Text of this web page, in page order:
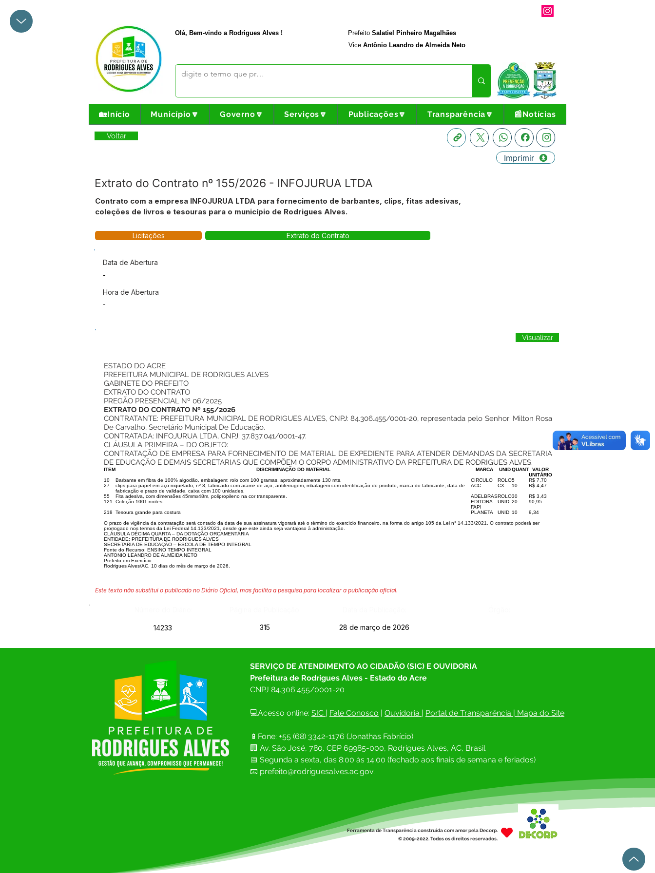
Olá, Bem-vindo a Rodrigues Alves ! Prefeito Salatiel Pinheiro Magalhães
Vice Antônio Leandro de Almeida Neto
🏡Início Município🔽 Governo🔽 Serviços🔽 Publicações🔽 Transparência🔽 📰Notícias
Voltar
Extrato do Contrato nº 155/2026 - INFOJURUA LTDA
Imprimir
Contrato com a empresa INFOJURUA LTDA para fornecimento de barbantes, clips, fitas adesivas,
coleções de livros e tesouras para o município de Rodrigues Alves.
Licitações Extrato do Contrato
Data de Abertura
-
Hora de Abertura
-
Visualizar
ESTADO DO ACRE
PREFEITURA MUNICIPAL DE RODRIGUES ALVES
GABINETE DO PREFEITO
EXTRATO DO CONTRATO
PREGÃO PRESENCIAL Nº 06/2025
EXTRATO DO CONTRATO Nº 155/2026
CONTRATANTE: PREFEITURA MUNICIPAL DE RODRIGUES ALVES, CNPJ: 84.306.455/0001-20, representada pelo Senhor: Milton Rosa
De Carvalho, Secretário Municipal De Educação.
CONTRATADA: INFOJURUA LTDA, CNPJ: 37.837.041/0001-47.
CLÁUSULA PRIMEIRA – DO OBJETO:
CONTRATAÇÃO DE EMPRESA PARA FORNECIMENTO DE MATERIAL DE EXPEDIENTE PARA ATENDER DEMANDAS DA SECRETARIA
DE EDUCAÇÃO E DEMAIS SECRETARIAS QUE COMPÕEM O CORPO ADMINISTRATIVO DA PREFEITURA DE RODRIGUES ALVES.
ITEM DISCRIMINAÇÃO DO MATERIAL MARCA UNID QUANT
VALOR
UNITÁRIO
10
Barbante em fibra de 100% algodão, embalagem: rolo com 100 gramas, aproximadamente 130 mts. CIRCULO ROLO5
R$ 7,70
27
clips para papel em aço niquelado, nº 3, fabricado com arame de aço, antiferrugem, mbalagem com identificação do produto, marca do fabricante, data de
fabricação e prazo de validade. caixa com 100 unidades.
ACC CX 10
R$ 4,47
55
Fita adesiva, com dimensões 45mmx48m, polipropileno na cor transparente. ADELBRASROLO30
R$ 3,43
121
Coleção 1001 noites
EDITORA
FAPI
UNID 20
90,95
218
Tesoura grande para costura PLANETA UNID 10
9,34
O prazo de vigência da contratação será contado da data de sua assinatura vigorará até o término do exercício financeiro, na forma do artigo 105 da Lei n° 14.133/2021. O contrato poderá ser
prorrogado nos termos da Lei Federal 14.133/2021, desde que este ainda seja vantajoso à administração.
CLÁUSULA DÉCIMA QUARTA – DA DOTAÇÃO ORÇAMENTÁRIA
ENTIDADE: PREFEITURA DE RODRIGUES ALVES
SECRETARIA DE EDUCAÇÃO – ESCOLA DE TEMPO INTEGRAL
Fonte do Recurso: ENSINO TEMPO INTEGRAL
ANTONIO LEANDRO DE ALMEIDA NETO
Prefeito em Exercício
Rodrigues Alves/AC, 10 dias do mês de março de 2026.
Este texto não substitui o publicado no Diário Oficial, mas facilita a pesquisa para localizar a publicação oficial.
14233 315 28 de março de 2026
SERVIÇO DE ATENDIMENTO AO CIDADÃO (SIC) E OUVIDORIA
Prefeitura de Rodrigues Alves - Estado do Acre
CNPJ 84.306.455/0001-20
💻Acesso online: SIC | Fale Conosco | Ouvidoria | Portal de Transparência | Mapa do Site
📱Fone: +55 (68) 3342-1176 (Jonathas Fabrício)
🏢 Av. São José, 780, CEP 69985-000, Rodrigues Alves, AC, Brasil
📅 Segunda a sexta, das 8:00 às 14;00 (fechado aos finais de semana e feriados)
📧 prefeito@rodriguesalves.ac.gov.
Ferramenta de Transparência construída com amor pela Decorp.
© 2009-2022. Todos os direitos reservados.